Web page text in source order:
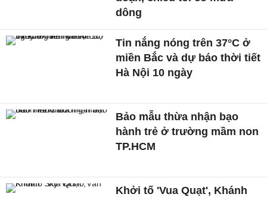
dông
Tin nắng nóng trên 37°C ở
miền Bắc và dự báo thời tiết
Hà Nội 10 ngày
Bảo mẫu thừa nhận bạo
hành trẻ ở trường mầm non
TP.HCM
Khởi tố 'Vua Quạt', Khánh